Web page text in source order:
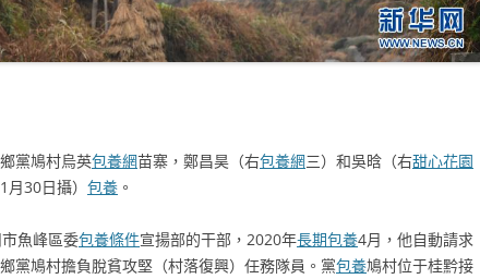
黨鳩村烏英包養網苗寨，鄭昌昊（右包養網三）和吳晗（右甜心花園
30日攝） 包養 。
魚峰區委包養條件宣揚部的干部，2020年長期包養4月，他自動請求
黨鳩村擔負脫貧攻堅（村落復興）任務隊員。黨包養鳩村位于桂黔接